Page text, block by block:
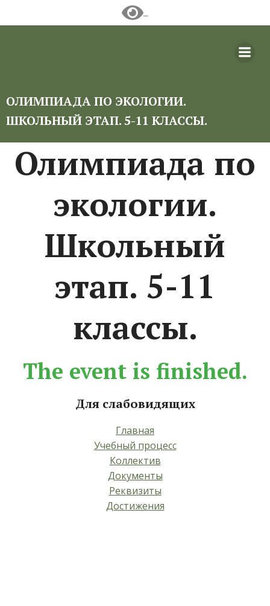
ОЛИМПИАДА ПО ЭКОЛОГИИ.
ШКОЛЬНЫЙ ЭТАП. 5-11 КЛАССЫ.
Олимпиада по
экологии.
Школьный
этап. 5-11
классы.
The event is finished.
Для слабовидящих
Главная
Учебный процесс
Коллектив
Документы
Реквизиты
Достижения